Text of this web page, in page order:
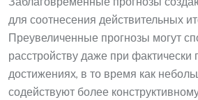
для соотнесения действительных
Преувеличенные прогнозы могут
расстройству даже при
достижениях, в то время как
содействуют более